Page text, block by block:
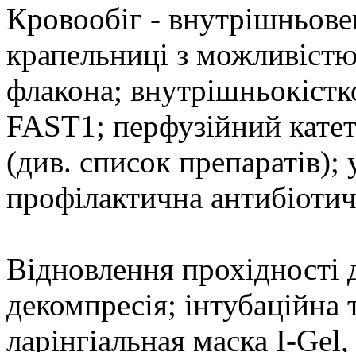
Кровообіг -
крапельниці з
флакона;
FAST1; перфузійний
(див. список препаратів);
профілактична
Відновлення
декомпресія; інтубаційна
ларінгіальная маска I-